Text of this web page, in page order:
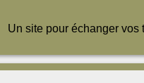
Un site pour échanger vos